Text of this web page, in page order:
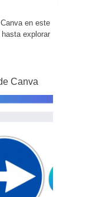
en este
explorar
Canva